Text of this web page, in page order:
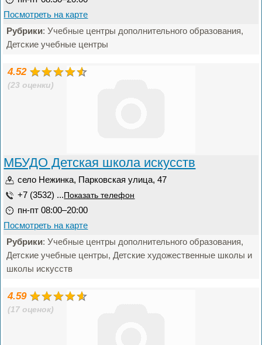
Посмотреть на карте
Рубрики: Учебные центры дополнительного образования,
Детские учебные центры
4.52
(23 оценки)
МБУДО Детская школа искусств
село Нежинка, Парковская улица, 47
+7 (3532) ... Показать телефон
пн-пт 08:00–20:00
Посмотреть на карте
Рубрики: Учебные центры дополнительного образования,
Детские учебные центры, Детские художественные школы и
школы искусств
4.59
(17 оценок)